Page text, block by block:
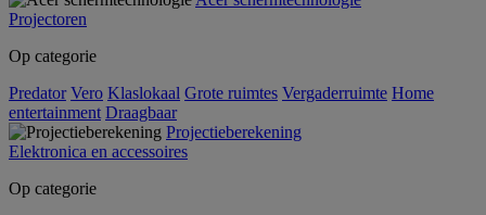
Projectoren
Op categorie
Predator Vero Klaslokaal Grote ruimtes Vergaderruimte Home
entertainment Draagbaar
Projectieberekening
Elektronica en accessoires
Op categorie